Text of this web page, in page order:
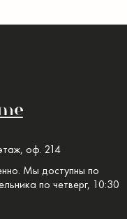
оф. 214
Мы доступны по
по четверг, 10:30